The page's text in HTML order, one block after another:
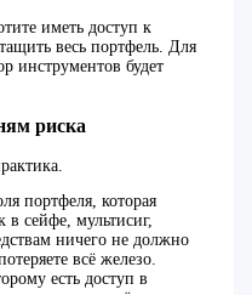
иметь доступ к
весь портфель. Для
инструментов будет
риска
портфеля, которая
в сейфе, мультисиг,
ничего не должно
всё железо.
есть доступ в